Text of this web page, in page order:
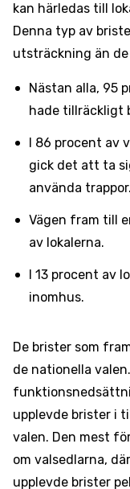
kan härledas till
Denna typ av
utsträckning än de
Nästan alla, 95
hade tillräckligt
I 86 procent av
gick det att ta
använda trappor.
Vägen fram till
av lokalerna.
I 13 procent av
inomhus.
De brister som
de nationella
upplevde brister i
valen. Den mest
om valsedlarna,
upplevde brister